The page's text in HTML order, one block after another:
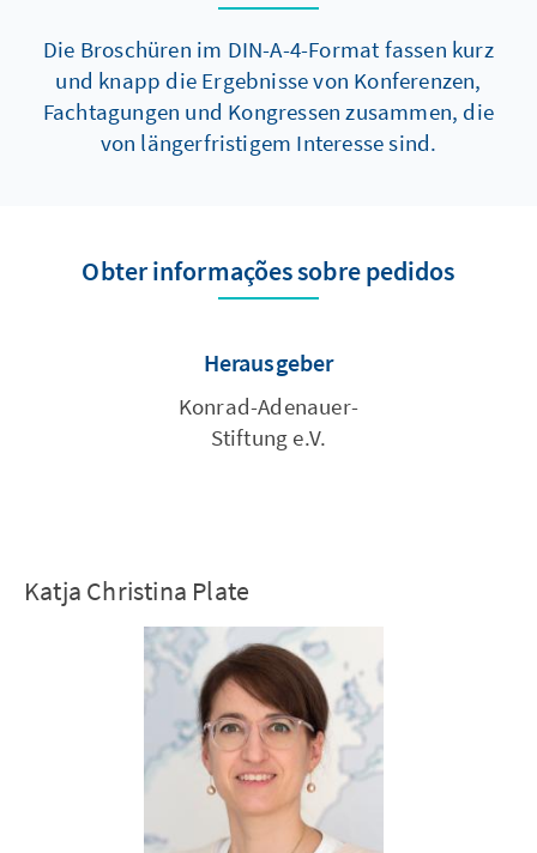
Die Broschüren im DIN-A-4-Format fassen kurz
und knapp die Ergebnisse von Konferenzen,
Fachtagungen und Kongressen zusammen, die
von längerfristigem Interesse sind.
Obter informações sobre pedidos
Herausgeber
Konrad-Adenauer-
Stiftung e.V.
Katja Christina Plate